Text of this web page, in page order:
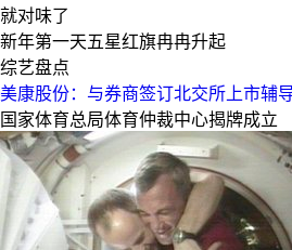
就对味了
新年第一天五星红旗冉冉升起
综艺盘点
美康股份：与券商签订北交所上市辅
国家体育总局体育仲裁中心揭牌成立